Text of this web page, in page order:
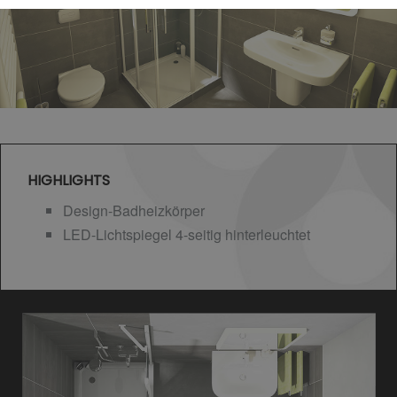
HIGHLIGHTS
Design-Badheizkörper
LED-Lichtspiegel 4-seitig hinterleuchtet